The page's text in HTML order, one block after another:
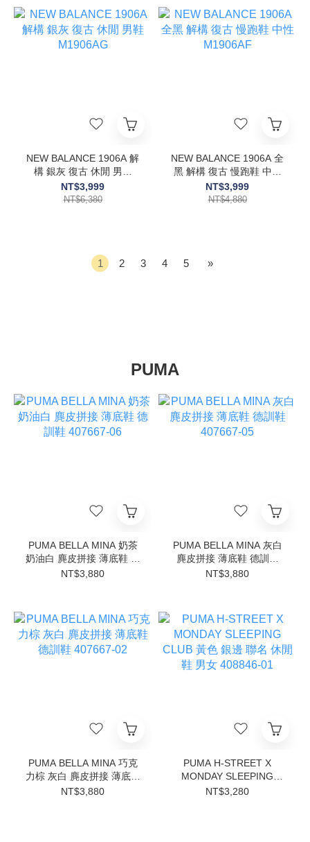
NEW BALANCE 1906A 解
構 銀灰 復古 休閒 男鞋
M1906AG
NT$3,999
NT$6,380
NEW BALANCE 1906A 全
黑 解構 復古 慢跑鞋 中性
M1906AF
NT$3,999
NT$4,880
1 2 3 4 5 »
PUMA
PUMA BELLA MINA 奶茶
奶油白 麂皮拼接 薄底鞋 德
訓鞋 407667-06
NT$3,880
PUMA BELLA MINA 灰白
麂皮拼接 薄底鞋 德訓鞋
407667-05
NT$3,880
PUMA BELLA MINA 巧克
力棕 灰白 麂皮拼接 薄底鞋
德訓鞋 407667-02
NT$3,880
PUMA H-STREET X
MONDAY SLEEPING
CLUB 黃色 銀邊 聯名 休閒
NT$3,280